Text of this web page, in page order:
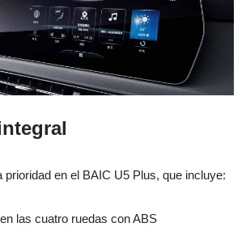
prioridad en el BAIC U5 Plus, que incluye:
las cuatro ruedas con ABS